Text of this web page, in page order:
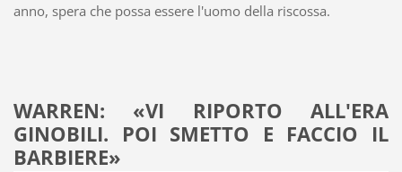
anno, spera che possa essere l'uomo della riscossa.
WARREN: «VI RIPORTO ALL'ERA
GINOBILI. POI SMETTO E FACCIO IL
BARBIERE»